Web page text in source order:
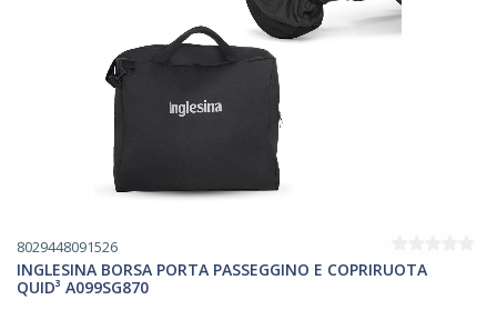
8029448091526
INGLESINA BORSA PORTA PASSEGGINO E COPRIRUOTA
QUID³ A099SG870